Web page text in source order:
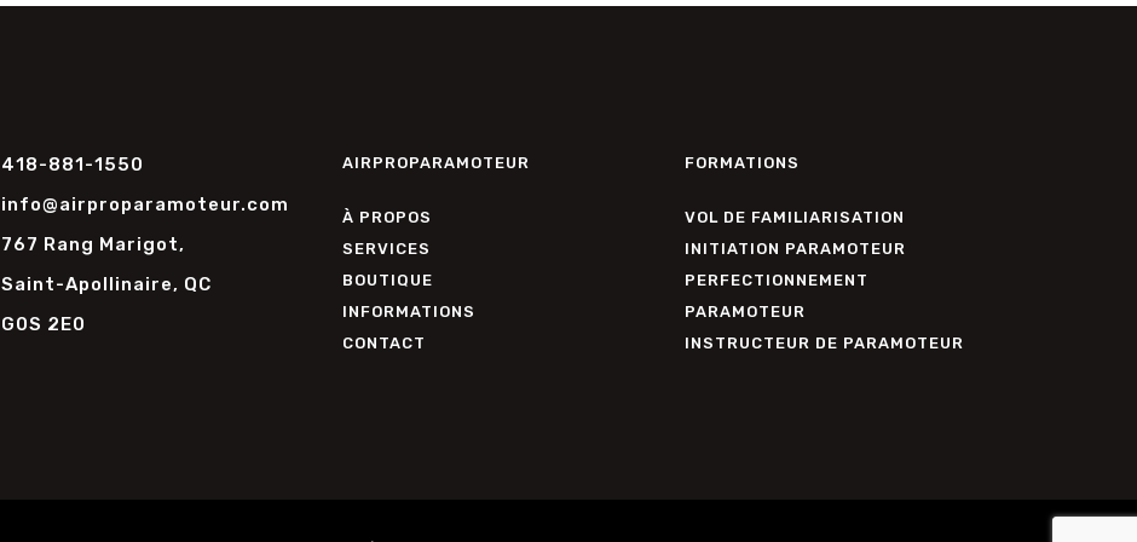
767 Rang Marigot,
Saint-Apollinaire, QC
G0S 2E0
info@airproparamoteur.com
418-881-1550 AIRPROPARAMOTEUR
À PROPOS
SERVICES
BOUTIQUE
INFORMATIONS
CONTACT
FORMATIONS
VOL DE FAMILIARISATION
INITIATION PARAMOTEUR
PERFECTIONNEMENT
PARAMOTEUR
INSTRUCTEUR DE PARAMOTEUR